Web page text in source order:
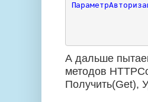
А дальше
методов HTTP
Получить(Get),